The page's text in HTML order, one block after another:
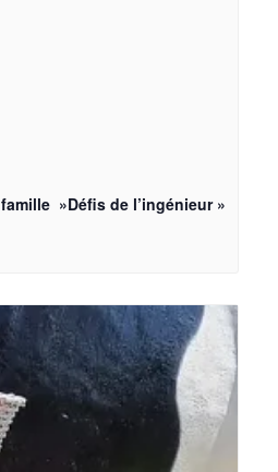
»Défis de l’ingénieur »